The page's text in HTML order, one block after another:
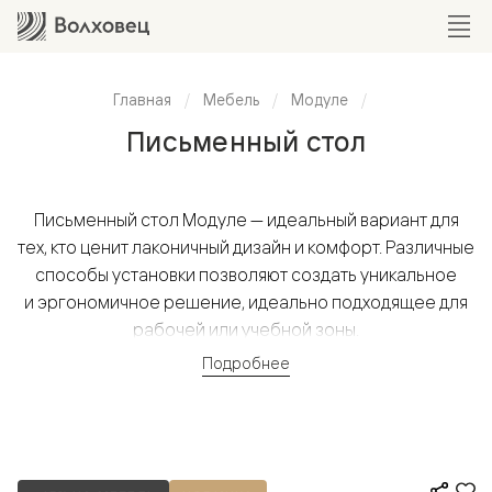
Главная Мебель Модуле
Письменный стол
Письменный стол Модуле — идеальный вариант для
тех, кто ценит лаконичный дизайн и комфорт. Различные
способы установки позволяют создать уникальное
и эргономичное решение, идеально подходящее для
рабочей или учебной зоны.
эффекта или в нишу для максимального использования
Подробнее